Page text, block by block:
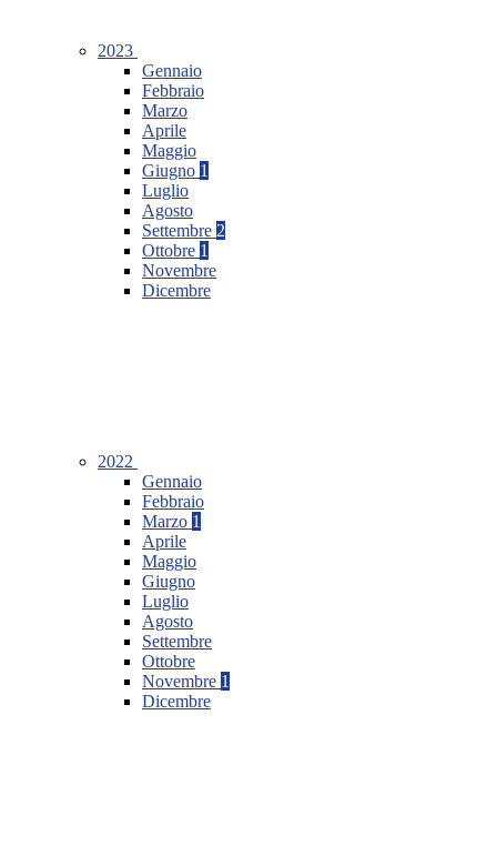
2023
Gennaio
Febbraio
Marzo
Aprile
Maggio
Giugno 1
Luglio
Agosto
Settembre 2
Ottobre 1
Novembre
Dicembre
2022
Gennaio
Febbraio
Marzo 1
Aprile
Maggio
Giugno
Luglio
Agosto
Settembre
Ottobre
Novembre 1
Dicembre